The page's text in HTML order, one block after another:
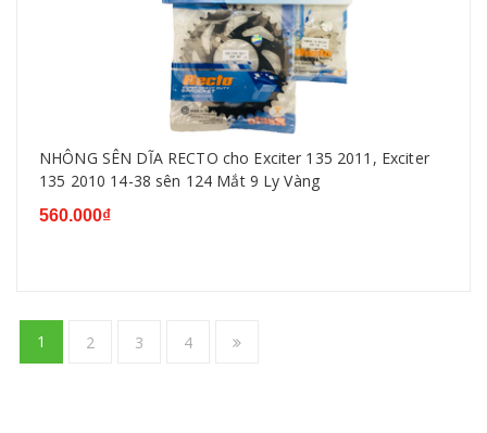
NHÔNG SÊN DĨA RECTO cho Exciter 135 2011, Exciter
135 2010 14-38 sên 124 Mắt 9 Ly Vàng
560.000₫
1 2 3 4